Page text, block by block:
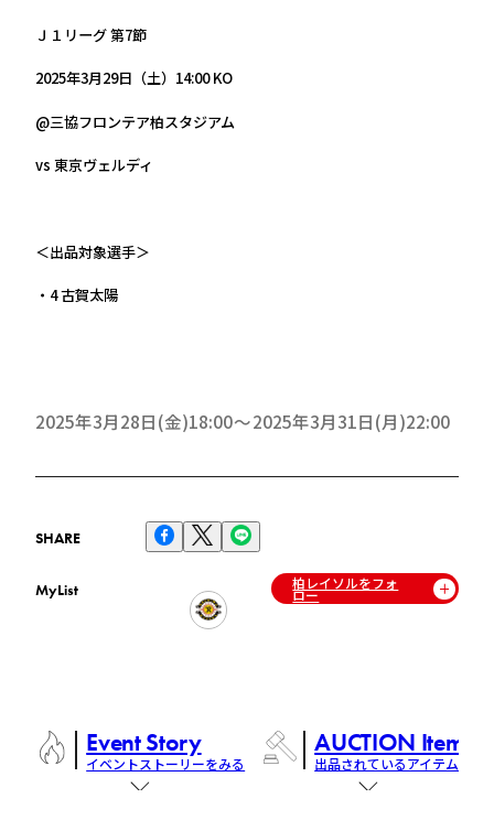
Ｊ１リーグ 第7節
2025年3月29日（土）14:00 KO
@三協フロンテア柏スタジアム
vs 東京ヴェルディ
＜出品対象選手＞
・4 古賀太陽
2025年3月28日(金)18:00 2025年3月31日(月)22:00
SHARE
MyList 柏レイソルをフォ
ロー
Event Story
イベントストーリーをみる
AUCTION Items
出品されているアイテム